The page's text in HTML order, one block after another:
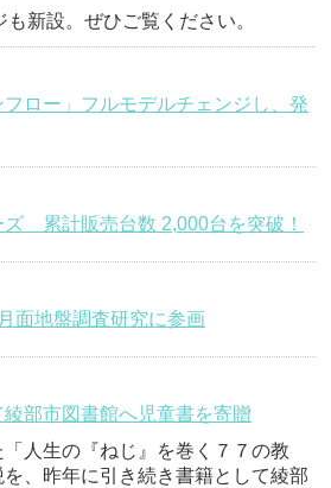
新設。ぜひご覧ください。
ロー」フルモデルチェンジし、発
ズ 累計販売台数 2,000台を突破！
面地盤調査研究に参画
部市図書館へ児童書を寄贈
人生の『ねじ』を巻く７７の教
、昨年に引き続き書籍として綾部